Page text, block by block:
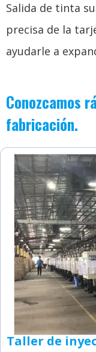
Salida de tinta
precisa de la
ayudarle a
Conozcamos
fabricación.
Taller de